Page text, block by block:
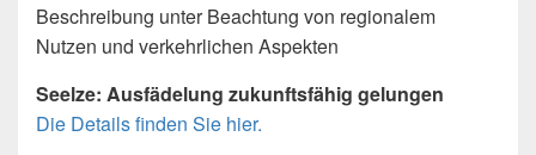
Beschreibung unter Beachtung von regionalem
Nutzen und verkehrlichen Aspekten
Seelze: Ausfädelung zukunftsfähig gelungen
Die Details finden Sie hier.